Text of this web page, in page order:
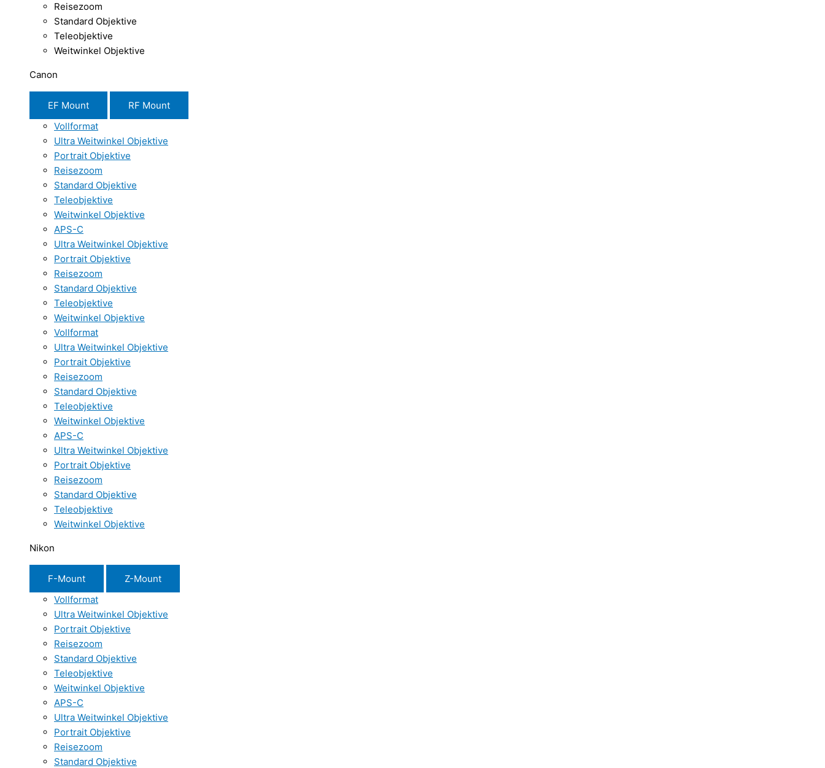
Reisezoom
Standard Objektive
Teleobjektive
Weitwinkel Objektive
Canon
EF Mount
RF Mount
Vollformat
Ultra Weitwinkel Objektive
Portrait Objektive
Reisezoom
Standard Objektive
Teleobjektive
Weitwinkel Objektive
APS-C
Ultra Weitwinkel Objektive
Portrait Objektive
Reisezoom
Standard Objektive
Teleobjektive
Weitwinkel Objektive
Vollformat
Ultra Weitwinkel Objektive
Portrait Objektive
Reisezoom
Standard Objektive
Teleobjektive
Weitwinkel Objektive
APS-C
Ultra Weitwinkel Objektive
Portrait Objektive
Reisezoom
Standard Objektive
Teleobjektive
Weitwinkel Objektive
Nikon
F-Mount
Z-Mount
Vollformat
Ultra Weitwinkel Objektive
Portrait Objektive
Reisezoom
Standard Objektive
Teleobjektive
Weitwinkel Objektive
APS-C
Ultra Weitwinkel Objektive
Portrait Objektive
Reisezoom
Standard Objektive